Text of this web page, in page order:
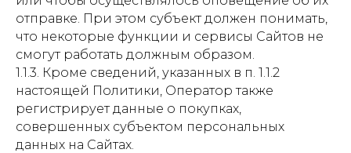
отправке. При этом субъект должен понимать,
что некоторые функции и сервисы Сайтов не
смогут работать должным образом.
1.1.3. Кроме сведений, указанных в п. 1.1.2
настоящей Политики, Оператор также
регистрирует данные о покупках,
совершенных субъектом персональных
данных на Сайтах.